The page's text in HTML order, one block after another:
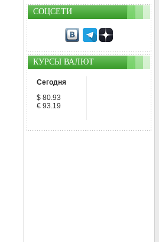
СОЦСЕТИ
КУРСЫ ВАЛЮТ
Сегодня
$ 80.93
€ 93.19